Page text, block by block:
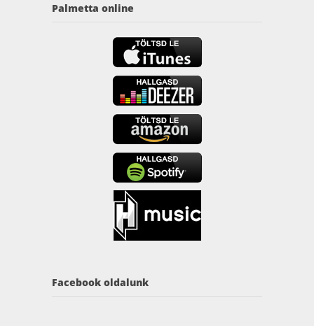
Palmetta online
Facebook oldalunk